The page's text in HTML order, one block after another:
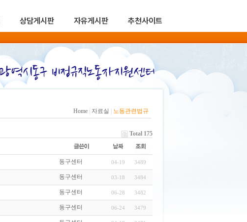
상담게시판 자유게시판 추천사이트
Home 자료실 노동관련법규
Total 175
동구센터 04-19 3489
동구센터 03-18 3484
동구센터 06-28 3482
동구센터 06-24 3479